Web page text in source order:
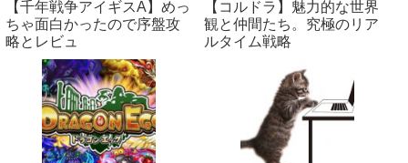
【千年戦争アイギスA】めっ
ちゃ面白かったので序盤攻
略とレビュ
【コルドラ】魅力的な世界
観と仲間たち。究極のリア
ルタイム戦略